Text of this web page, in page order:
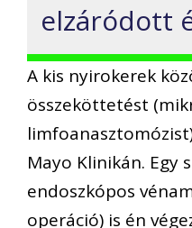
elzáródott
A kis nyirokerek
összeköttetést
Mayo Klinikán. Egy
endoszkópos
operáció) is én